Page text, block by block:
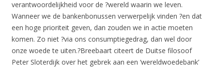
verantwoordelijkheid voor de ?wereld waarin we leven.
Wanneer we de bankenbonussen verwerpelijk vinden ?en dat
een hoge prioriteit geven, dan zouden we in actie moeten
komen. Zo niet ?via ons consumptiegedrag, dan wel door
onze woede te uiten.?Breebaart citeert de Duitse filosoof
Peter Sloterdijk over het gebrek aan een ‘wereldwoedebank’